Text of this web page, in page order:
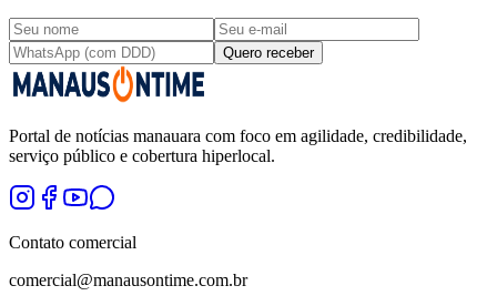
Quero receber
Portal de notícias manauara com foco em agilidade, credibilidade,
serviço público e cobertura hiperlocal.
Contato comercial
comercial@manausontime.com.br